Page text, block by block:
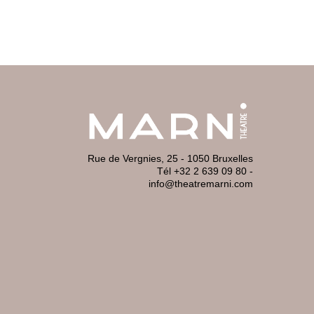
Rue de Vergnies, 25 - 1050 Bruxelles
Tél +32 2 639 09 80 -
info@theatremarni.com